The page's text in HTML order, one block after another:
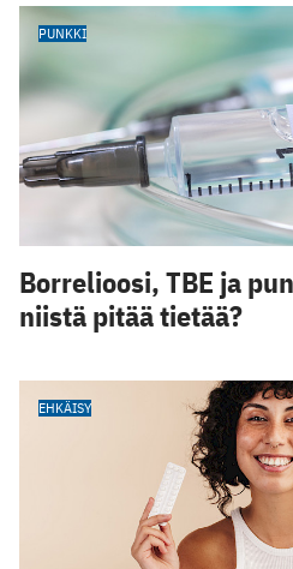
PUNKKI
Borrelioosi, TBE ja
niistä pitää tietää?
EHKÄISY